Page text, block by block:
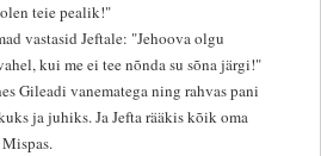
teie pealik!"
vastasid Jeftale: "Jehoova olgu
kui me ei tee nõnda su sõna järgi!"
Gileadi vanematega ning rahvas pani
ja juhiks. Ja Jefta rääkis kõik oma
Mispas.